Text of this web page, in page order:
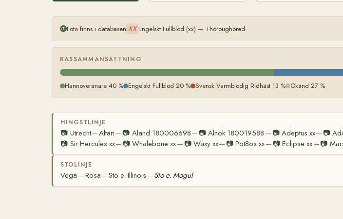
Foto finns i databasen XX Engelskt Fullblod (xx) — Thoroughbred
RASSAMMANSÄTTNING
Hannoveranare 40 % Engelskt Fullblod 20 % Svensk Varmblodig Ridhäst 13 % Okänd 27 %
HINGSTLINJE
📷 Utrecht—Altari —📷 Aland 180006698— 📷Alnok 180019588 — 📷 Adeptus xx— 📷
📷 Sir Hercules xx— 📷Whalebone xx— 📷 Waxy xx— 📷 Pot8os xx— 📷Eclipse xx—📷
STOLINJE
Vega —Rosa—Sto e. Illinois —Sto e. Mogul